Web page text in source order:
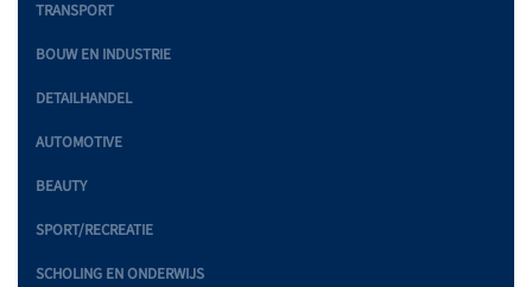
TRANSPORT
BOUW EN INDUSTRIE
DETAILHANDEL
AUTOMOTIVE
BEAUTY
SPORT/RECREATIE
SCHOLING EN ONDERWIJS